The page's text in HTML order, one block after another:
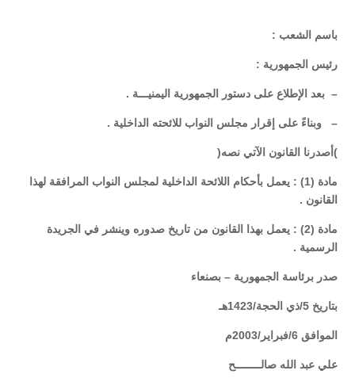
باسم الشعب :
رئيس الجمهورية :
– بعد الإطلاع على دستور الجمهورية اليمنيـــة .
– وبناءً على إقرار مجلس النواب للائحته الداخلية .
)أصدرنا القانون الآتي نصه(
مادة (1) : يعمل بأحكام اللائحة الداخلية لمجلس النواب المرافقة لهذا
القانون .
مادة (2) : يعمل بهذا القانون من تاريخ صدوره وينشر في الجريدة
الرسمية .
صدر برئاسة الجمهورية – بصنعاء
بتاريخ 5/ذي الحجة/1423هـ
الموافق 6/فبراير/2003م
علي عبد الله صالــــــــح